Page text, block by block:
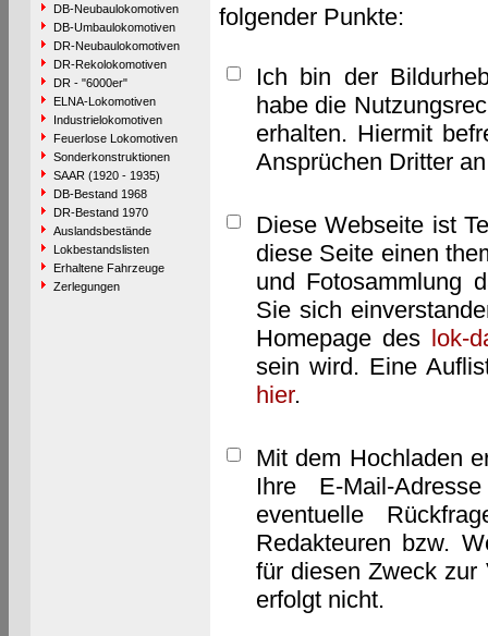
DB-Neubaulokomotiven
DB-Umbaulokomotiven
DR-Neubaulokomotiven
DR-Rekolokomotiven
DR - "6000er"
ELNA-Lokomotiven
Industrielokomotiven
Feuerlose Lokomotiven
Sonderkonstruktionen
SAAR (1920 - 1935)
DB-Bestand 1968
DR-Bestand 1970
Auslandsbestände
Lokbestandslisten
Erhaltene Fahrzeuge
Zerlegungen
folgender Punkte:
Ich bin der
habe die
erhalten. Hiermit
Ansprüchen Dritter
Diese Webseite ist
diese Seite einen
und Fotosammlung
Sie sich
Homepage des lok-
sein wird. Eine
hier.
Mit dem Hochladen
Ihre E-Mail-
eventuelle
Redakteuren bzw.
für diesen Zweck zur
erfolgt nicht.